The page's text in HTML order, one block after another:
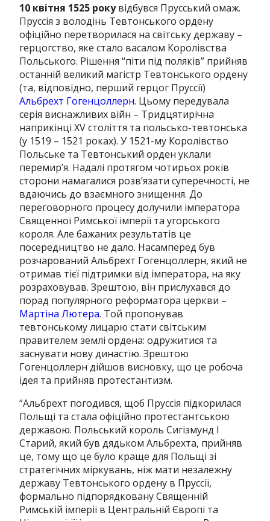
10 квітня 1525 рокувідбувся Прусський омаж.
Пруссія з володінь Тевтонського ордену
офіційно перетворилася на світську державу –
герцогство, яке стало васалом Королівства
Польського. Рішення “піти під поляків” прийняв
останній великий магістр Тевтонського ордену
(та, відповідно, перший герцог Пруссії)
Альбрехт Гогенцоллерн. Цьому передувала
серія виснажливих війн – Тридцятирічна
наприкінці XV століття та польсько-тевтонська
(у 1519 – 1521 роках). У 1521-му Королівство
Польське та Тевтонський орден уклали
перемир’я. Надалі протягом чотирьох років
сторони намагалися розв’язати суперечності, не
вдаючись до взаємного знищення. До
переговорного процесу долучили імператора
Священної Римської імперії та угорського
короля. Але бажаних результатів це
посередництво не дало. Насамперед був
розчарований Альбрехт Гогенцоллерн, який не
отримав тієї підтримки від імператора, на яку
розраховував. Зрештою, він прислухався до
порад популярного реформатора церкви –
Мартіна Лютера. Той пропонував
тевтонському лицарю стати світським
правителем землі ордена: одружитися та
заснувати нову династію. Зрештою
Гогенцоллерн дійшов висновку, що це робоча
ідея та прийняв протестантизм.
“Альбрехт погодився, щоб Пруссія підкорилася
Польщі та стала офіційно протестантською
державою. Польський король Сигізмунд I
Старий, який був дядьком Альбрехта, прийняв
це, тому що це було краще для Польщі зі
стратегічних міркувань, ніж мати незалежну
державу Тевтонського ордену в Пруссії,
формально підпорядковану Священній
Римській імперії в Центральній Європі та